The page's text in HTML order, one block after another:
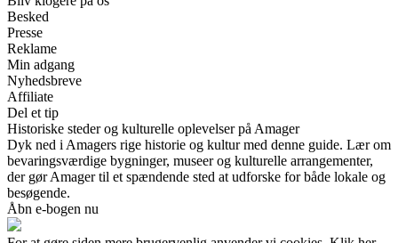
Besked
Presse
Reklame
Min adgang
Nyhedsbreve
Affiliate
Del et tip
Historiske steder og kulturelle oplevelser på Amager
Dyk ned i Amagers rige historie og kultur med denne guide. Lær om
bevaringsværdige bygninger, museer og kulturelle arrangementer,
der gør Amager til et spændende sted at udforske for både lokale og
besøgende.
Åbn e-bogen nu